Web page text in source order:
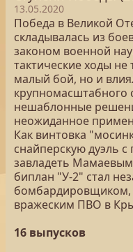
13.05.2020
Победа в Великой
складывалась из
законом военной
тактические ходы
малый бой, но и
крупномасштабного
нешаблонные
неожиданное
Как винтовка
снайперскую дуэль
завладеть
биплан "У-2" стал
вражеским ПВО в
16 выпусков